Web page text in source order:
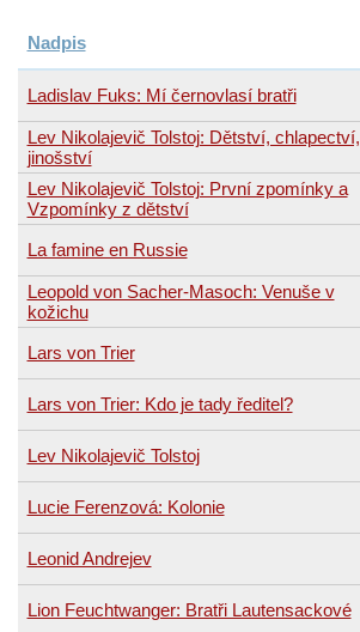
Nadpis
Ladislav Fuks: Mí černovlasí bratři
Lev Nikolajevič Tolstoj: Dětství, chlapectví,
jinošství
Lev Nikolajevič Tolstoj: První zpomínky a
Vzpomínky z dětství
La famine en Russie
Leopold von Sacher-Masoch: Venuše v
kožichu
Lars von Trier
Lars von Trier: Kdo je tady ředitel?
Lev Nikolajevič Tolstoj
Lucie Ferenzová: Kolonie
Leonid Andrejev
Lion Feuchtwanger: Bratři Lautensackové